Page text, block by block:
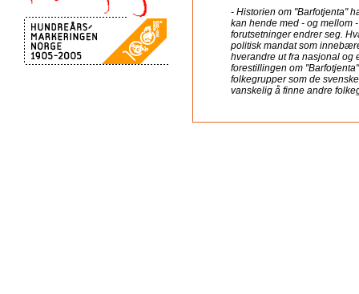
- Historien om "Barfotjenta"
kan hende med - og mellom
forutsetninger endrer seg.
politisk mandat som
hverandre ut fra nasjonal og
forestillingen om
folkegrupper som de
vanskelig å finne andre